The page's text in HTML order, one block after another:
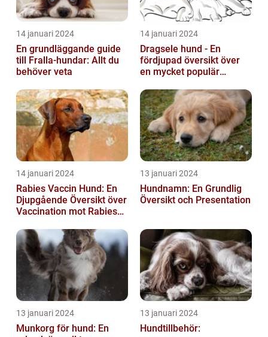
14 januari 2024
En grundläggande guide
till Fralla-hundar: Allt du
behöver veta
14 januari 2024
Dragsele hund - En
fördjupad översikt över
en mycket populär
14 januari 2024
Rabies Vaccin Hund: En
Djupgående Översikt över
Vaccination mot Rabies
13 januari 2024
Hundnamn: En Grundlig
Översikt och Presentation
13 januari 2024
Munkorg för hund: En
13 januari 2024
Hundtillbehör: